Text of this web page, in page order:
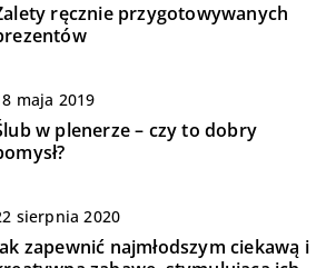
ręcznie przygotowywanych
maja 2019
w plenerze – czy to dobry
sierpnia 2020
zapewnić najmłodszym ciekawą i